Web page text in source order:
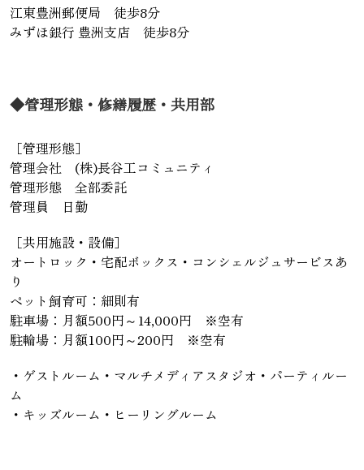
江東豊洲郵便局 徒歩8分
みずほ銀行 豊洲支店 徒歩8分
◆管理形態・修繕履歴・共用部
［管理形態］
管理会社 (株)長谷工コミュニティ
管理形態 全部委託
管理員 日勤
［共用施設・設備］
オートロック・宅配ボックス・コンシェルジュサービスあ
り
ペット飼育可：細則有
駐車場：月額500円～14,000円 ※空有
駐輪場：月額100円～200円 ※空有
・ゲストルーム・マルチメディアスタジオ・パーティルー
ム
・キッズルーム・ヒーリングルーム